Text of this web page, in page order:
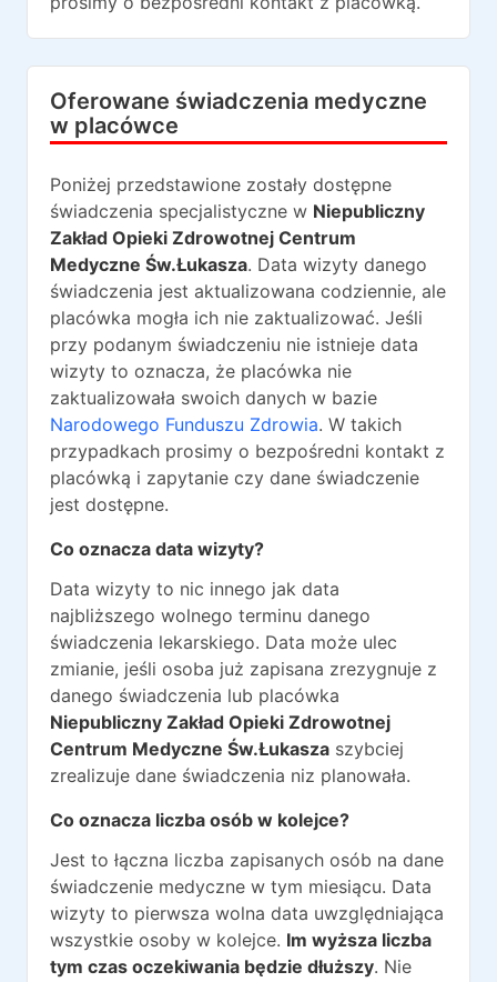
Oferowane świadczenia medyczne
w placówce
Poniżej przedstawione zostały dostępne
świadczenia specjalistyczne w Niepubliczny
Zakład Opieki Zdrowotnej Centrum
Medyczne Św.Łukasza. Data wizyty danego
świadczenia jest aktualizowana codziennie, ale
placówka mogła ich nie zaktualizować. Jeśli
przy podanym świadczeniu nie istnieje data
wizyty to oznacza, że placówka nie
zaktualizowała swoich danych w bazie
Narodowego Funduszu Zdrowia. W takich
przypadkach prosimy o bezpośredni kontakt z
placówką i zapytanie czy dane świadczenie
jest dostępne.
Co oznacza data wizyty?
Data wizyty to nic innego jak data
najbliższego wolnego terminu danego
świadczenia lekarskiego. Data może ulec
zmianie, jeśli osoba już zapisana zrezygnuje z
danego świadczenia lub placówka
Niepubliczny Zakład Opieki Zdrowotnej
Centrum Medyczne Św.Łukasza szybciej
zrealizuje dane świadczenia niz planowała.
Co oznacza liczba osób w kolejce?
Jest to łączna liczba zapisanych osób na dane
świadczenie medyczne w tym miesiącu. Data
wizyty to pierwsza wolna data uwzględniająca
wszystkie osoby w kolejce. Im wyższa liczba
tym czas oczekiwania będzie dłuższy. Nie